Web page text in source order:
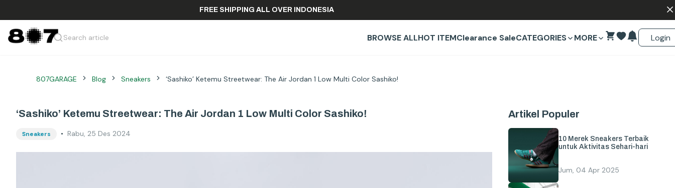
FREE SHIPPING ALL OVER INDONESIA
Search article BROWSE ALLHOT ITEMClearance SaleCATEGORIES MORE Login
807GARAGE Blog Sneakers ‘Sashiko’ Ketemu Streetwear: The Air Jordan 1 Low Multi Color Sashiko!
‘Sashiko’ Ketemu Streetwear: The Air Jordan 1 Low Multi Color Sashiko!
Sneakers • Rabu, 25 Des 2024
Artikel Populer
10 Merek Sneakers Terbaik
untuk Aktivitas Sehari-hari
Jum, 04 Apr 2025